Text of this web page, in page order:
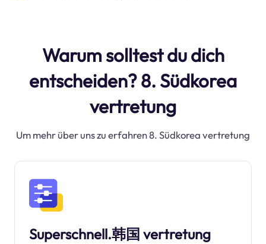
Warum solltest du dich
entscheiden? 8. Südkorea
vertretung
Um mehr über uns zu erfahren 8. Südkorea vertretung
Superschnell.韩国 vertretung